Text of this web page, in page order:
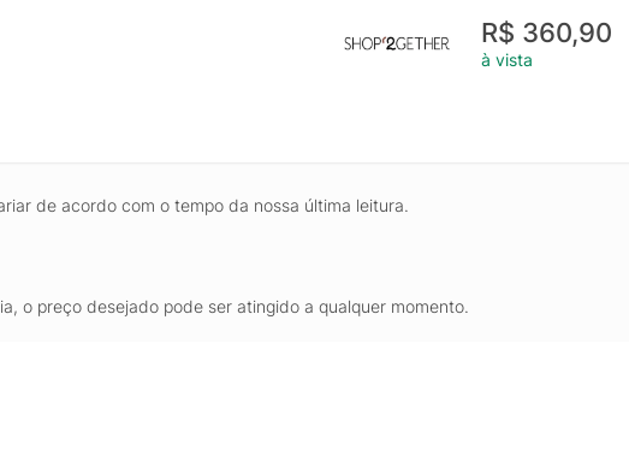
R$ 360,90
à vista
de acordo com o tempo da nossa última leitura.
o preço desejado pode ser atingido a qualquer momento.